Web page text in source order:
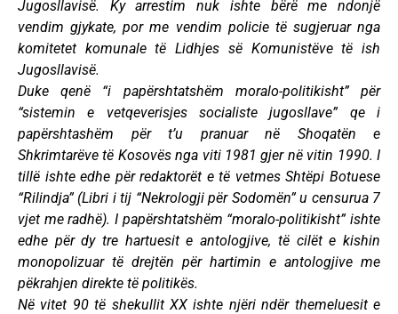
Jugosllavisë. Ky arrestim nuk ishte bërë me ndonjë
vendim gjykate, por me vendim policie të sugjeruar nga
komitetet komunale të Lidhjes së Komunistëve të ish
Jugosllavisë.
Duke qenë “i papërshtatshëm moralo-politikisht” për
“sistemin e vetqeverisjes socialiste jugosllave” qe i
papërshtashëm për t’u pranuar në Shoqatën e
Shkrimtarëve të Kosovës nga viti 1981 gjer në vitin 1990. I
tillë ishte edhe për redaktorët e të vetmes Shtëpi Botuese
“Rilindja” (Libri i tij “Nekrologji për Sodomën” u censurua 7
vjet me radhë). I papërshtatshëm “moralo-politikisht” ishte
edhe për dy tre hartuesit e antologjive, të cilët e kishin
monopolizuar të drejtën për hartimin e antologjive me
pëkrahjen direkte të politikës.
Në vitet 90 të shekullit XX ishte njëri ndër themeluesit e